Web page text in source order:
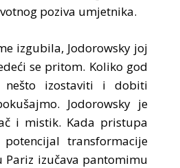
poziva umjetnika.
izgubila, Jodorowsky joj
se pritom. Koliko god
nešto izostaviti i dobiti
Jodorowsky je
i mistik. Kada pristupa
transformacije
Pariz izučava pantomimu